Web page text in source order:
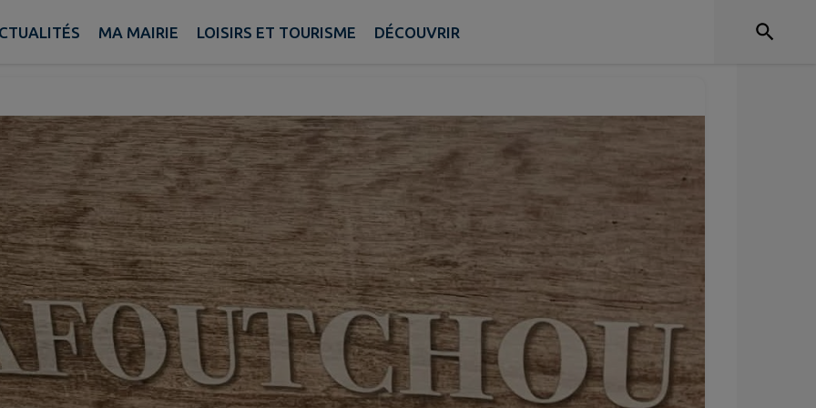
MA MAIRIE LOISIRS ET TOURISME DÉCOUVRIR